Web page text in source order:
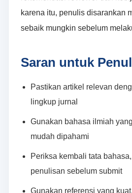
karena itu, penulis disarankan
sebaik mungkin sebelum
Saran untuk
Pastikan artikel relevan
lingkup jurnal
Gunakan bahasa ilmiah
mudah dipahami
Periksa kembali tata
penulisan sebelum submit
Gunakan referensi yang